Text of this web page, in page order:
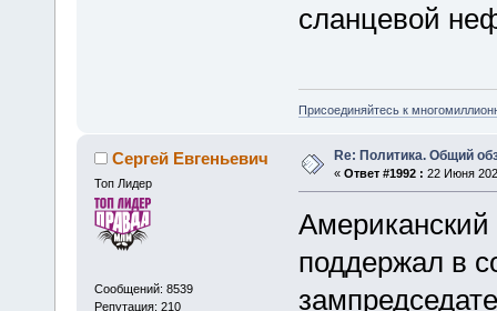
сланцевой
Присоединяйтесь к
Сергей Евгеньевич
Топ Лидер
Сообщений: 8539
Репутация: 210
Re: Политика. Общий
« Ответ #1992 : 22 Июня
поддержал в